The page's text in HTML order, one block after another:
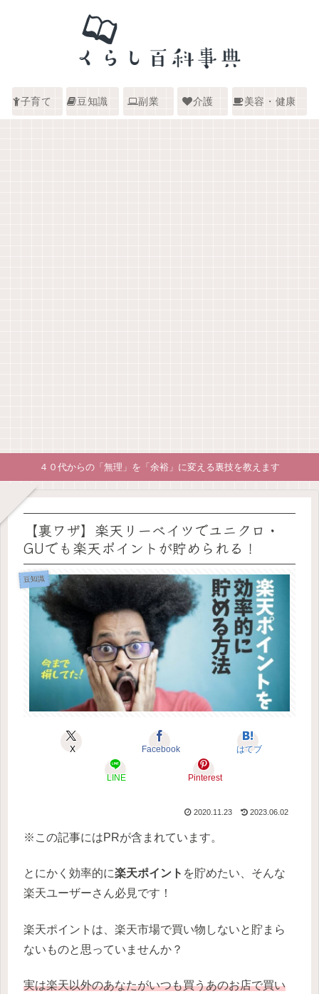
子育て 豆知識 副業 介護 美容・健康
４０代からの「無理」を「余裕」に変える裏技を教えます
【裏ワザ】楽天リーベイツでユニクロ・
GUでも楽天ポイントが貯められる！
豆知識
X Facebook はてブ
LINE Pinterest
2020.11.23 2023.06.02
※この記事にはPRが含まれています。
とにかく効率的に楽天ポイント を貯めたい、そんな
楽天ユーザーさん必見です！
楽天ポイントは、楽天市場で買い物しないと貯まら
ないものと思っていませんか？
実は楽天以外のあなたがいつも買うあのお店で買い